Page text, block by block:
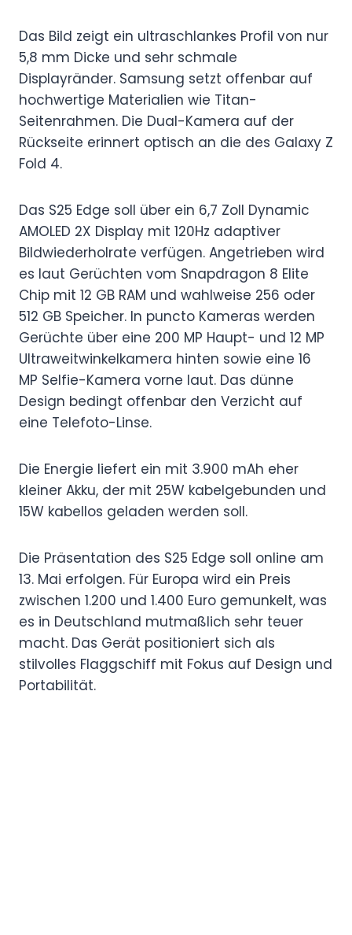
Das Bild zeigt ein ultraschlankes Profil von nur
5,8 mm Dicke und sehr schmale
Displayränder. Samsung setzt offenbar auf
hochwertige Materialien wie Titan-
Seitenrahmen. Die Dual-Kamera auf der
Rückseite erinnert optisch an die des Galaxy Z
Fold 4.
Das S25 Edge soll über ein 6,7 Zoll Dynamic
AMOLED 2X Display mit 120Hz adaptiver
Bildwiederholrate verfügen. Angetrieben wird
es laut Gerüchten vom Snapdragon 8 Elite
Chip mit 12 GB RAM und wahlweise 256 oder
512 GB Speicher. In puncto Kameras werden
Gerüchte über eine 200 MP Haupt- und 12 MP
Ultraweitwinkelkamera hinten sowie eine 16
MP Selfie-Kamera vorne laut. Das dünne
Design bedingt offenbar den Verzicht auf
eine Telefoto-Linse.
Die Energie liefert ein mit 3.900 mAh eher
kleiner Akku, der mit 25W kabelgebunden und
15W kabellos geladen werden soll.
Die Präsentation des S25 Edge soll online am
13. Mai erfolgen. Für Europa wird ein Preis
zwischen 1.200 und 1.400 Euro gemunkelt, was
es in Deutschland mutmaßlich sehr teuer
macht. Das Gerät positioniert sich als
stilvolles Flaggschiff mit Fokus auf Design und
Portabilität.